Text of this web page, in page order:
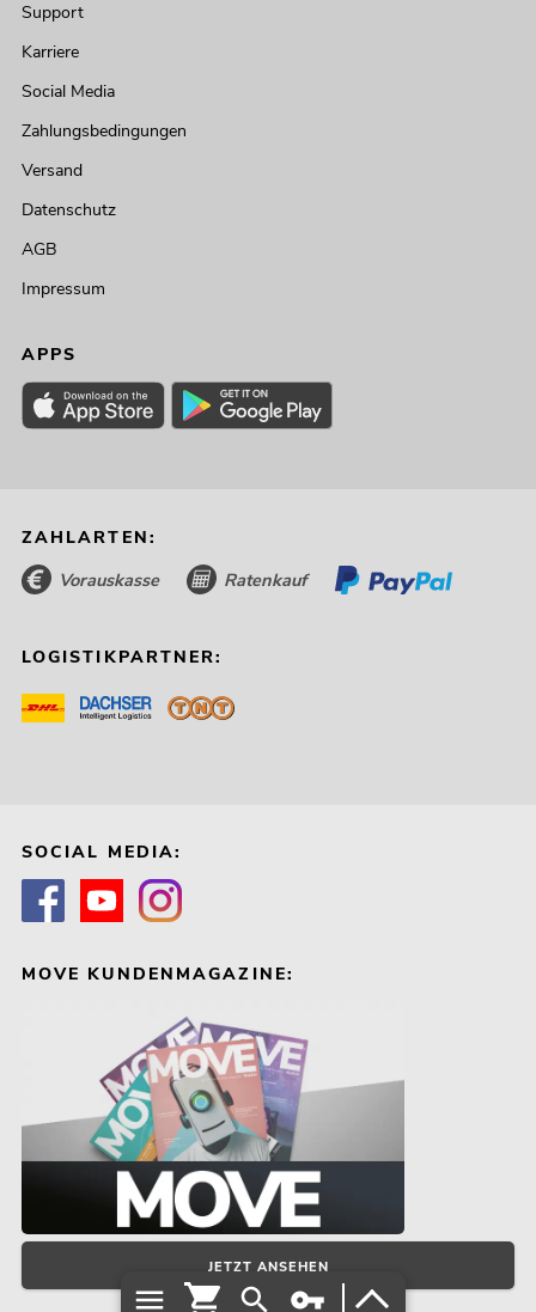
Installationslautsprecher 100V weiß 2x
No. 11036957
OMNITRONIC ODP-208
Installationslautsprecher 16 Ohm
schwarz
219,00
OMNITRONIC ODP-208
Installationslautsprecher 16 Ohm weiß
No. 11036959
Bestand reicht ca. 6 Wo.
219,00€
Support
Karriere
Social Media
Zahlungsbedingungen
Versand
Datenschutz
AGB
Impressum
APPS
ZAHLARTEN:
Vorauskasse Ratenkauf
LOGISTIKPARTNER:
SOCIAL MEDIA:
MOVE KUNDENMAGAZINE:
JETZT ANSEHEN